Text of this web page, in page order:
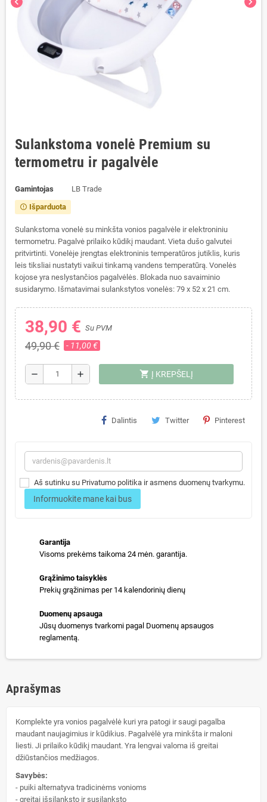
Sulankstoma vonelė Premium su
termometru ir pagalvėle
Gamintojas LB Trade
error_outline Išparduota
Sulankstoma vonelė su minkšta vonios pagalvėle ir elektroniniu
termometru. Pagalvė prilaiko kūdikį maudant. Vieta dušo galvutei
pritvirtinti. Vonelėje įrengtas elektroninis temperatūros jutiklis, kuris
leis tiksliai nustatyti vaikui tinkamą vandens temperatūrą. Vonelės
kojose yra neslystančios pagalvėlės. Blokada nuo savaiminio
susidarymo. Išmatavimai sulankstytos vonelės: 79 x 52 x 21 cm.
38,90 € Su PVM
49,90 € - 11,00 €
remove add shopping_cart Į KREPŠELĮ
Dalintis Twitter Pinterest
Aš sutinku su Privatumo politika ir asmens duomenų tvarkymu.
Informuokite mane kai bus
Garantija
Visoms prekėms taikoma 24 mėn. garantija.
Grąžinimo taisyklės
Prekių grąžinimas per 14 kalendorinių dienų
Duomenų apsauga
Jūsų duomenys tvarkomi pagal Duomenų apsaugos
reglamentą.
Aprašymas
Komplekte yra vonios pagalvėlė kuri yra patogi ir saugi pagalba
maudant naujagimius ir kūdikius. Pagalvėlė yra minkšta ir maloni
liesti. Ji prilaiko kūdikį maudant. Yra lengvai valoma iš greitai
džiūstančios medžiagos.
Savybės:
- puiki alternatyva tradicinėms vonioms
- greitai išsilanksto ir susilanksto